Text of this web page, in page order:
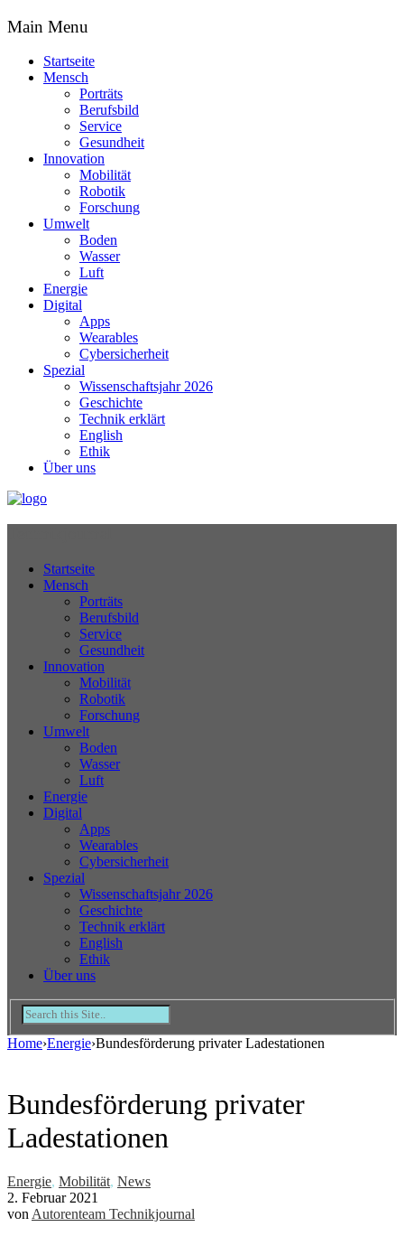
Main Menu
Startseite
Mensch
Porträts
Berufsbild
Service
Gesundheit
Innovation
Mobilität
Robotik
Forschung
Umwelt
Boden
Wasser
Luft
Energie
Digital
Apps
Wearables
Cybersicherheit
Spezial
Wissenschaftsjahr 2026
Geschichte
Technik erklärt
English
Ethik
Über uns
Startseite
Mensch
Porträts
Berufsbild
Service
Gesundheit
Innovation
Mobilität
Robotik
Forschung
Umwelt
Boden
Wasser
Luft
Energie
Digital
Apps
Wearables
Cybersicherheit
Spezial
Wissenschaftsjahr 2026
Geschichte
Technik erklärt
English
Ethik
Über uns
Home›Energie›Bundesförderung privater Ladestationen
Bundesförderung privater
Ladestationen
Energie, Mobilität, News
2. Februar 2021
von Autorenteam Technikjournal